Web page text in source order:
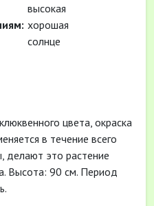
высокая
хорошая
солнце
цвета, окраска
в течение всего
делают это растение
Высота: 90 см. Период